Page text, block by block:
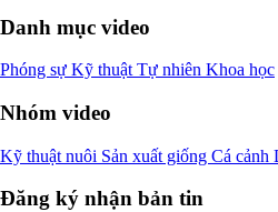
Danh mục video
Phóng sự Kỹ thuật Tự nhiên Khoa học
Nhóm video
Kỹ thuật nuôi Sản xuất giống Cá cảnh
Đăng ký nhận bản tin